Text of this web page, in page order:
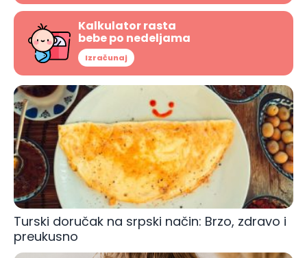
Kalkulator rasta
bebe po nedeljama
Izračunaj
Turski doručak na srpski način: Brzo, zdravo i
preukusno